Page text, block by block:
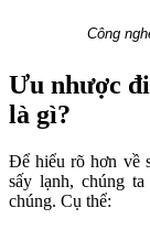
Công
Ưu nhược
là gì?
Để hiểu rõ hơn về
sấy lạnh, chúng
chúng. Cụ thể: